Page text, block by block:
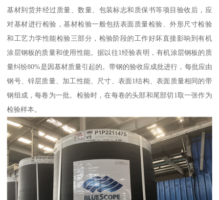
基材到货并经过质量、数量、包装标志和质保书等项目验收后，应
对基材进行检验，基材检验一般包括表面质量检验、外形尺寸检验
和工艺力学性能检验三部分，检验阶段的工作好坏直接影响到有机
涂层钢板的质量和使用性能。据以往1经验表明，有机涂层钢板的质
量纠纷80%是因基材质量引起的。带钢的验收应成批进行，每批应由
钢号、锌层质量、加工性能、尺寸、表面1结构、表面质量相同的带
钢组成，每卷为一批。检验时，在每卷的头部和尾部切1取一张作为
检验样本。